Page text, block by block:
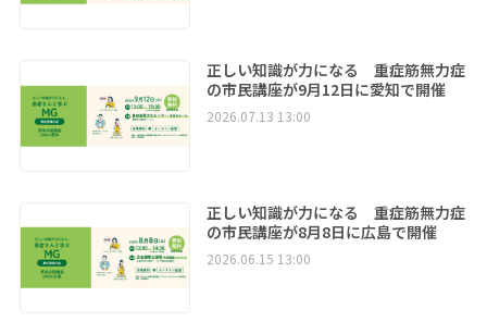
正しい知識が力になる 重症筋無力症
の市民講座が9月12日に愛知で開催
2026.07.13 13:00
正しい知識が力になる 重症筋無力症
の市民講座が8月8日に広島で開催
2026.06.15 13:00